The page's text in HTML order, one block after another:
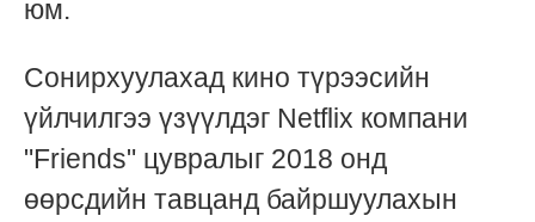
юм.
Сонирхуулахад кино түрээсийн
үйлчилгээ үзүүлдэг Netflix компани
"Friends" цувралыг 2018 онд
өөрсдийн тавцанд байршуулахын